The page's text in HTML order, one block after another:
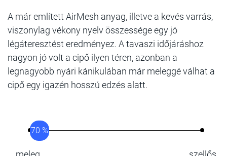
A már említett AirMesh anyag, illetve a kevés varrás,
viszonylag vékony nyelv összessége egy jó
légáteresztést eredményez. A tavaszi időjáráshoz
nagyon jó volt a cipő ilyen téren, azonban a
legnagyobb nyári kánikulában már meleggé válhat a
cipő egy igazén hosszú edzés alatt.
70 %